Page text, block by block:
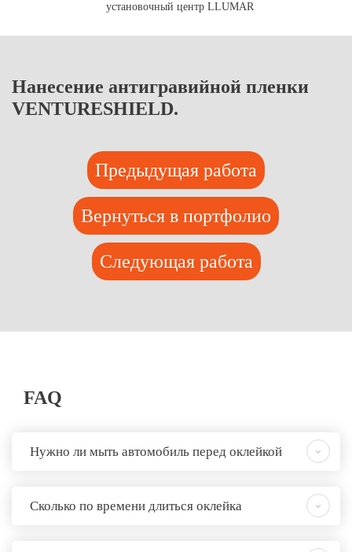
установочный центр LLUMAR
Нанесение антигравийной пленки
VENTURESHIELD.
Предыдущая работа
Вернуться в портфолио
Следующая работа
FAQ
Нужно ли мыть автомобиль перед оклейкой
Сколько по времени длиться оклейка